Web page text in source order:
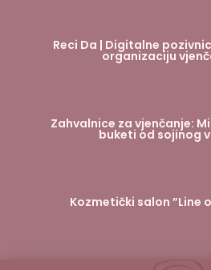
Reci Da | Digitalne
organizaciju
Zahvalnice za vjenčanje:
buketi od sojinog
Kozmetički salon ”Line